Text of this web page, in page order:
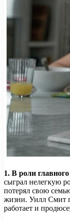
1. В роли
сыграл нелегкую
потерял свою
жизни. Уилл Смит
работает и